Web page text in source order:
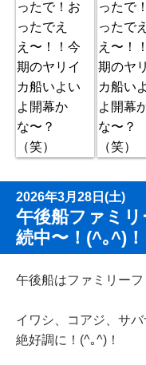
2026年3月28日(土)
午後船ファミ
続中〜！(^｡^)！
午後船はファミリーフ
イワシ、コアジ、サ
絶好調に！(^｡^)！